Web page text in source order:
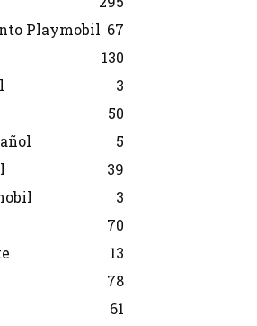
Playmobil 67
130
3
50
5
39
3
70
13
78
61